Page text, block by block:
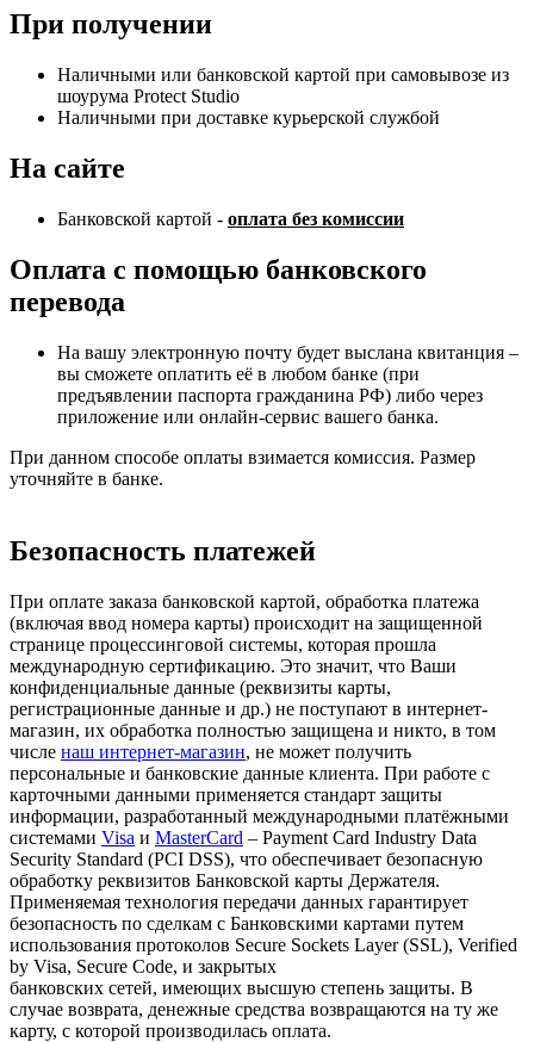
При получении
Наличными или банковской картой при самовывозе из
шоурума Protect Studio
Наличными при доставке курьерской службой
На сайте
Банковской картой - оплата без комиссии
Оплата с помощью банковского
перевода
На вашу электронную почту будет выслана квитанция –
вы сможете оплатить её в любом банке (при
предъявлении паспорта гражданина РФ) либо через
приложение или онлайн-сервис вашего банка.
При данном способе оплаты взимается комиссия. Размер
уточняйте в банке.
Безопасность платежей
При оплате заказа банковской картой, обработка платежа
(включая ввод номера карты) происходит на защищенной
странице процессинговой системы, которая прошла
международную сертификацию. Это значит, что Ваши
конфиденциальные данные (реквизиты карты,
регистрационные данные и др.) не поступают в интернет-
магазин, их обработка полностью защищена и никто, в том
числе наш интернет-магазин, не может получить
персональные и банковские данные клиента. При работе с
карточными данными применяется стандарт защиты
информации, разработанный международными платёжными
системами Visa и MasterCard – Payment Card Industry Data
Security Standard (PCI DSS), что обеспечивает безопасную
обработку реквизитов Банковской карты Держателя.
Применяемая технология передачи данных гарантирует
безопасность по сделкам с Банковскими картами путем
использования протоколов Secure Sockets Layer (SSL), Verified
by Visa, Secure Code, и закрытых
банковских сетей, имеющих высшую степень защиты. В
случае возврата, денежные средства возвращаются на ту же
карту, с которой производилась оплата.